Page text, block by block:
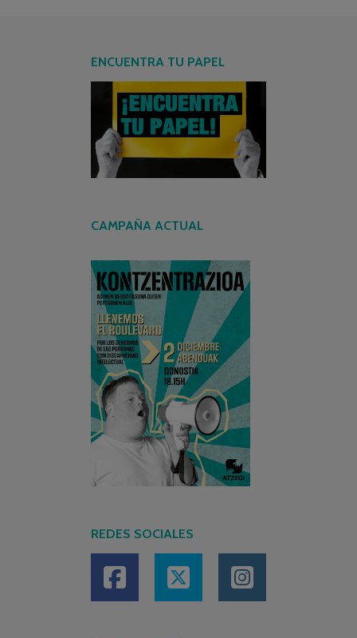
ENCUENTRA TU PAPEL
CAMPAÑA ACTUAL
REDES SOCIALES